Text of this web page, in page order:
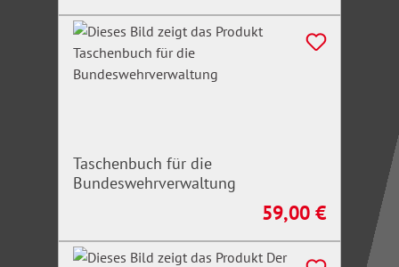
Taschenbuch für die
Bundeswehrverwaltung
Regulärer Preis:
59,00 €